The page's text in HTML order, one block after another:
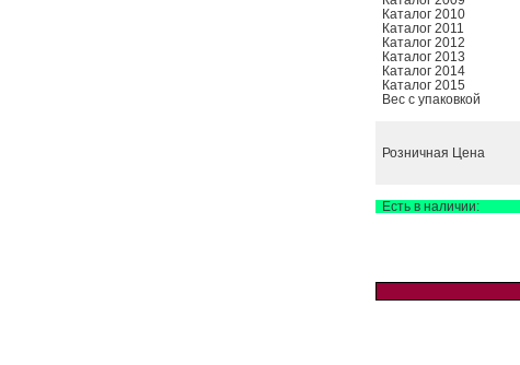
Каталог 2010
Каталог 2011
Каталог 2012
Каталог 2013
Каталог 2014
Каталог 2015
Вес с упаковкой
Розничная Цена
Есть в наличии: